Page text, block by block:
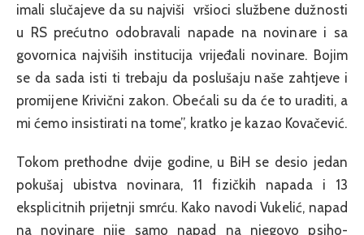
imali slučajeve da su najviši vršioci službene dužnosti
u RS prećutno odobravali napade na novinare i sa
govornica najviših institucija vrijeđali novinare. Bojim
se da sada isti ti trebaju da poslušaju naše zahtjeve i
promijene Krivični zakon. Obećali su da će to uraditi, a
mi ćemo insistirati na tome”, kratko je kazao Kovačević.
Tokom prethodne dvije godine, u BiH se desio jedan
pokušaj ubistva novinara, 11 fizičkih napada i 13
eksplicitnih prijetnji smrću. Kako navodi Vukelić, napad
na novinare nije samo napad na njegovo psiho-